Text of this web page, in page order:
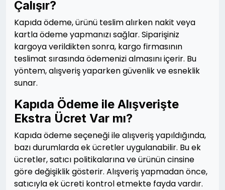
Çalışır?
Kapıda ödeme, ürünü teslim alırken nakit veya
kartla ödeme yapmanızı sağlar. Siparişiniz
kargoya verildikten sonra, kargo firmasının
teslimat sırasında ödemenizi almasını içerir. Bu
yöntem, alışveriş yaparken güvenlik ve esneklik
sunar.
Kapıda Ödeme ile Alışverişte
Ekstra Ücret Var mı?
Kapıda ödeme seçeneği ile alışveriş yapıldığında,
bazı durumlarda ek ücretler uygulanabilir. Bu ek
ücretler, satıcı politikalarına ve ürünün cinsine
göre değişiklik gösterir. Alışveriş yapmadan önce,
satıcıyla ek ücreti kontrol etmekte fayda vardır.